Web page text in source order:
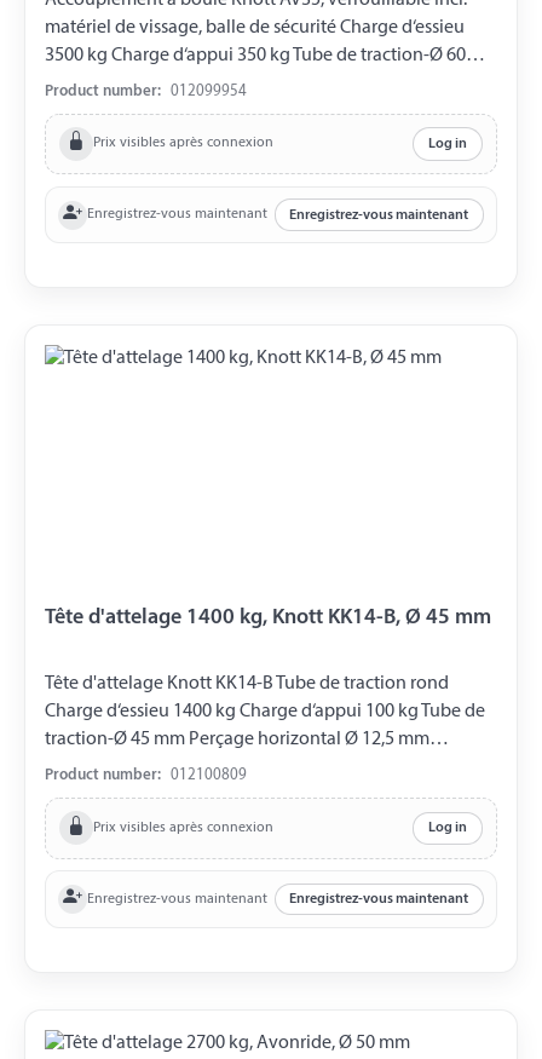
matériel de vissage, balle de sécurité Charge d‘essieu
3500 kg Charge d‘appui 350 kg Tube de traction-Ø 60
mm Trou horizontal Ø 14,5 mm Distance entre les trous
54 mm
Product number: 012099954
Prix visibles après connexion Log in
Enregistrez-vous maintenant Enregistrez-vous maintenant
Tête d'attelage 1400 kg, Knott KK14-B, Ø 45 mm
Tête d'attelage Knott KK14-B Tube de traction rond
Charge d‘essieu 1400 kg Charge d‘appui 100 kg Tube de
traction-Ø 45 mm Perçage horizontal Ø 12,5 mm
Perçage vertical Ø 12,5 mm Distance entre les Perçages
40 mm
Product number: 012100809
Prix visibles après connexion Log in
Enregistrez-vous maintenant Enregistrez-vous maintenant